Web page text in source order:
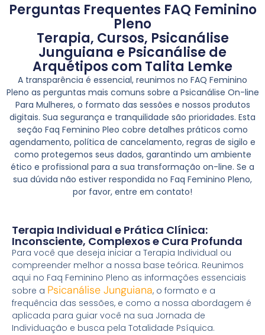
Perguntas Frequentes FAQ Feminino
Pleno
Terapia, Cursos, Psicanálise
Junguiana e Psicanálise de
Arquétipos com Talita Lemke
A transparência é essencial, reunimos no FAQ Feminino
Pleno as perguntas mais comuns sobre a Psicanálise On-line
Para Mulheres, o formato das sessões e nossos produtos
digitais. Sua segurança e tranquilidade são prioridades. Esta
seção Faq Feminino Pleo cobre detalhes práticos como
agendamento, política de cancelamento, regras de sigilo e
como protegemos seus dados, garantindo um ambiente
ético e profissional para a sua transformação on-line. Se a
sua dúvida não estiver respondida no Faq Feminino Pleno,
por favor, entre em contato!
Terapia Individual e Prática Clínica:
Inconsciente, Complexos e Cura Profunda
Para você que deseja iniciar a Terapia Individual ou
compreender melhor a nossa base teórica. Reunimos
aqui no Faq Feminino Pleno as informações essenciais
sobre a Psicanálise Junguiana, o formato e a
frequência das sessões, e como a nossa abordagem é
aplicada para guiar você na sua Jornada de
Individuação e busca pela Totalidade Psíquica.